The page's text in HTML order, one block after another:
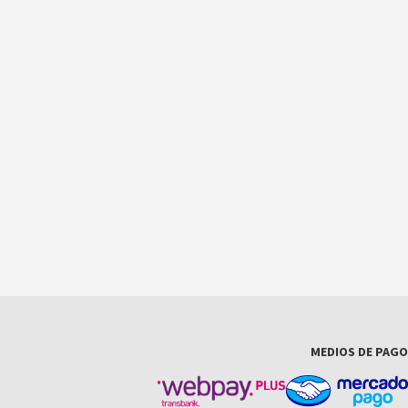
MEDIOS DE PAGO